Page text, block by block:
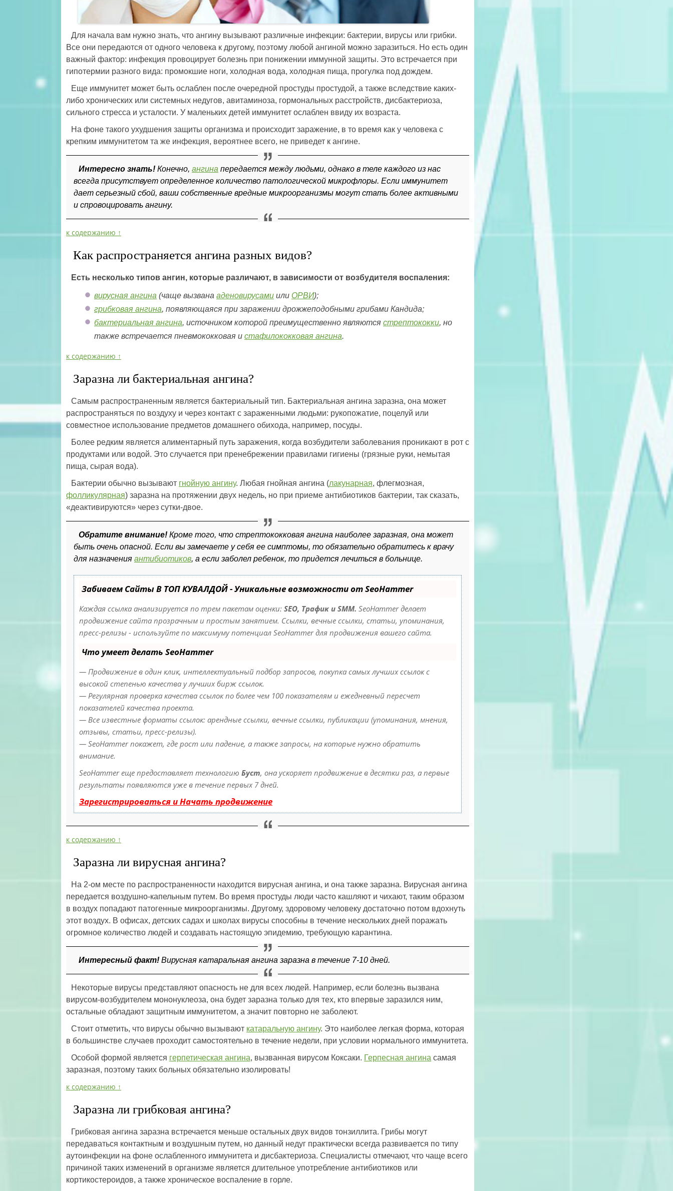
Для начала вам нужно знать, что ангину вызывают различные инфекции: бактерии, вирусы или грибки.
Все они передаются от одного человека к другому, поэтому любой ангиной можно заразиться. Но есть один
важный фактор: инфекция провоцирует болезнь при понижении иммунной защиты. Это встречается при
гипотермии разного вида: промокшие ноги, холодная вода, холодная пища, прогулка под дождем.
Еще иммунитет может быть ослаблен после очередной простуды простудой, а также вследствие каких-
либо хронических или системных недугов, авитаминоза, гормональных расстройств, дисбактериоза,
сильного стресса и усталости. У маленьких детей иммунитет ослаблен ввиду их возраста.
На фоне такого ухудшения защиты организма и происходит заражение, в то время как у человека с
крепким иммунитетом та же инфекция, вероятнее всего, не приведет к ангине.
Интересно знать! Конечно, ангина передается между людьми, однако в теле каждого из нас
всегда присутствует определенное количество патологической микрофлоры. Если иммунитет
дает серьезный сбой, ваши собственные вредные микроорганизмы могут стать более активными
и спровоцировать ангину.
к содержанию ↑
Как распространяется ангина разных видов?
Есть несколько типов ангин, которые различают, в зависимости от возбудителя воспаления:
вирусная ангина (чаще вызвана аденовирусами или ОРВИ);
грибковая ангина, появляющаяся при заражении дрожжеподобными грибами Кандида;
бактериальная ангина, источником которой преимущественно являются стрептококки, но
также встречается пневмококковая и стафилококковая ангина.
к содержанию ↑
Заразна ли бактериальная ангина?
Самым распространенным является бактериальный тип. Бактериальная ангина заразна, она может
распространяться по воздуху и через контакт с зараженными людьми: рукопожатие, поцелуй или
совместное использование предметов домашнего обихода, например, посуды.
Более редким является алиментарный путь заражения, когда возбудители заболевания проникают в рот с
продуктами или водой. Это случается при пренебрежении правилами гигиены (грязные руки, немытая
пища, сырая вода).
Бактерии обычно вызывают гнойную ангину. Любая гнойная ангина (лакунарная, флегмозная,
фолликулярная) заразна на протяжении двух недель, но при приеме антибиотиков бактерии, так сказать,
«деактивируются» через сутки-двое.
Обратите внимание! Кроме того, что стрептококковая ангина наиболее заразная, она может
быть очень опасной. Если вы замечаете у себя ее симптомы, то обязательно обратитесь к врачу
для назначения антибиотиков, а если заболел ребенок, то придется лечиться в больнице.
Забиваем Сайты В ТОП КУВАЛДОЙ - Уникальные возможности от SeoHammer
Каждая ссылка анализируется по трем пакетам оценки: SEO, Трафик и SMM. SeoHammer делает
продвижение сайта прозрачным и простым занятием. Ссылки, вечные ссылки, статьи, упоминания,
пресс-релизы - используйте по максимуму потенциал SeoHammer для продвижения вашего сайта.
Что умеет делать SeoHammer
— Продвижение в один клик, интеллектуальный подбор запросов, покупка самых лучших ссылок с
высокой степенью качества у лучших бирж ссылок.
— Регулярная проверка качества ссылок по более чем 100 показателям и ежедневный пересчет
показателей качества проекта.
— Все известные форматы ссылок: арендные ссылки, вечные ссылки, публикации (упоминания, мнения,
отзывы, статьи, пресс-релизы).
— SeoHammer покажет, где рост или падение, а также запросы, на которые нужно обратить
внимание.
SeoHammer еще предоставляет технологию Буст, она ускоряет продвижение в десятки раз, а первые
результаты появляются уже в течение первых 7 дней.
Зарегистрироваться и Начать продвижение
к содержанию ↑
Заразна ли вирусная ангина?
На 2-ом месте по распространенности находится вирусная ангина, и она также заразна. Вирусная ангина
передается воздушно-капельным путем. Во время простуды люди часто кашляют и чихают, таким образом
в воздух попадают патогенные микроорганизмы. Другому, здоровому человеку достаточно потом вдохнуть
этот воздух. В офисах, детских садах и школах вирусы способны в течение нескольких дней поражать
огромное количество людей и создавать настоящую эпидемию, требующую карантина.
Интересный факт! Вирусная катаральная ангина заразна в течение 7-10 дней.
Некоторые вирусы представляют опасность не для всех людей. Например, если болезнь вызвана
вирусом-возбудителем мононуклеоза, она будет заразна только для тех, кто впервые заразился ним,
остальные обладают защитным иммунитетом, а значит повторно не заболеют.
Стоит отметить, что вирусы обычно вызывают катаральную ангину. Это наиболее легкая форма, которая
в большинстве случаев проходит самостоятельно в течение недели, при условии нормального иммунитета.
Особой формой является герпетическая ангина, вызванная вирусом Коксаки. Герпесная ангина самая
заразная, поэтому таких больных обязательно изолировать!
к содержанию ↑
Заразна ли грибковая ангина?
Грибковая ангина заразна встречается меньше остальных двух видов тонзиллита. Грибы могут
передаваться контактным и воздушным путем, но данный недуг практически всегда развивается по типу
аутоинфекции на фоне ослабленного иммунитета и дисбактериоза. Специалисты отмечают, что чаще всего
причиной таких изменений в организме является длительное употребление антибиотиков или
кортикостероидов, а также хроническое воспаление в горле.